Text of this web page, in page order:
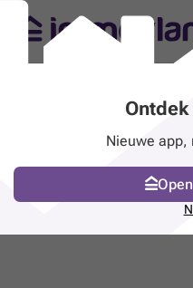
Nieuwe app,